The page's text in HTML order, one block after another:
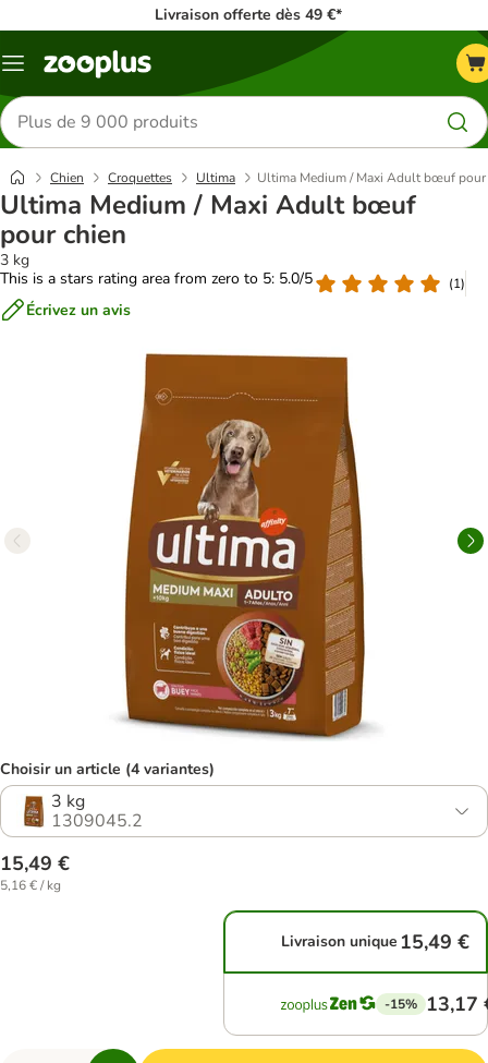
Livraison offerte dès 49 €*
Menu
Rechercher
des
produits
Chien Croquettes Ultima Ultima Medium / Maxi Adult bœuf pour
Ultima Medium / Maxi Adult bœuf
pour chien
3 kg
This is a stars rating area from zero to 5: 5.0/5
(1)
Écrivez un avis
Choisir un article (4 variantes)
3 kg
1309045.2
15,49 €
5,16 € / kg
Livraison unique 15,49 €
-15% 13,17